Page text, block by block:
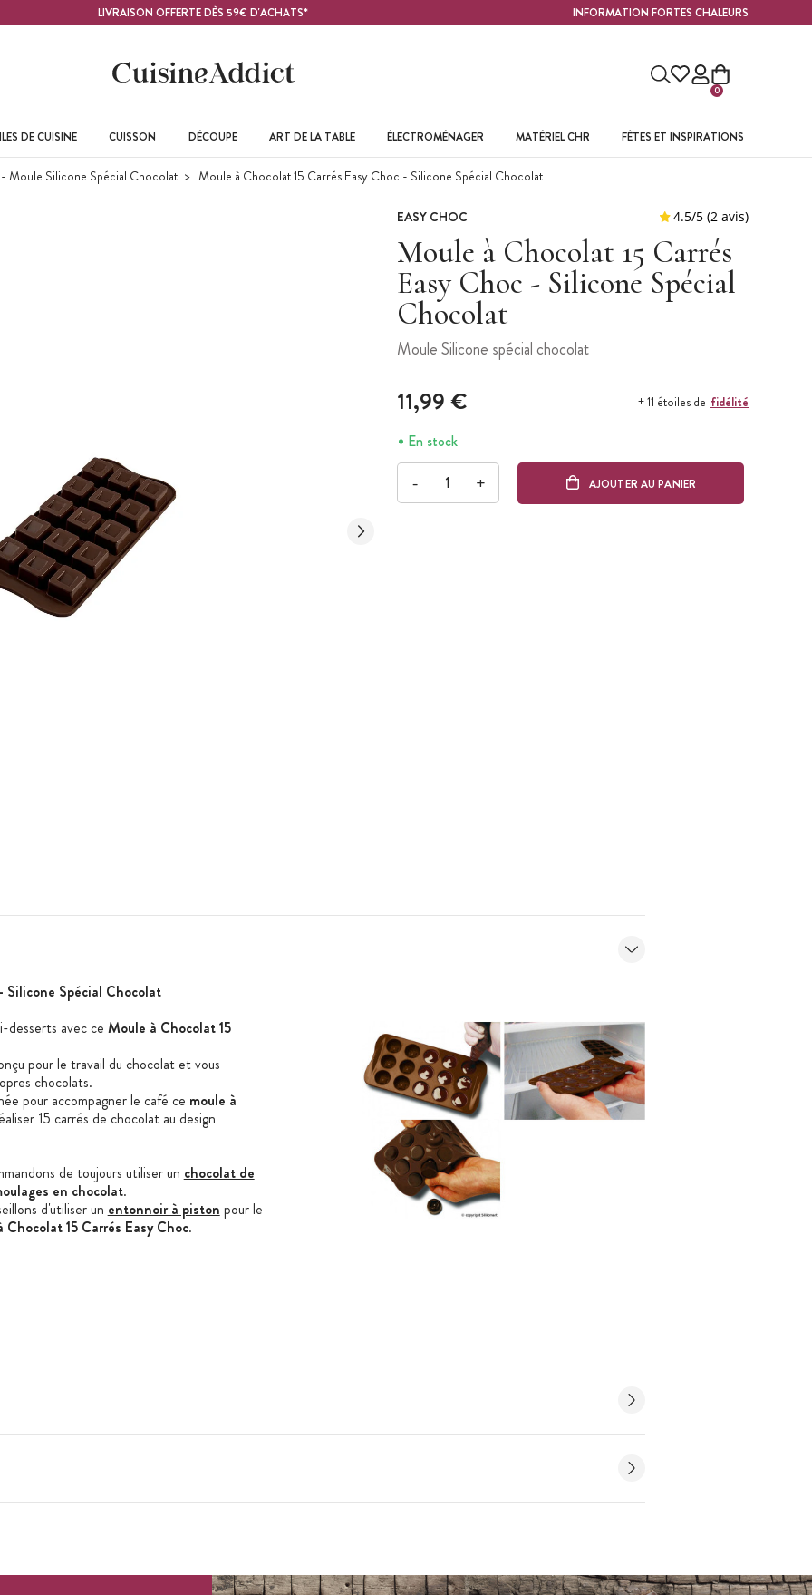
LIVRAISON OFFERTE DÈS 59€ D'ACHATS* INFORMATION FORTES CHALEURS
0
DE CUISINE CUISSON DÉCOUPE ART DE LA TABLE ÉLECTROMÉNAGER MATÉRIEL CHR FÊTES ET INSPIRATIONS
Moule Silicone Spécial Chocolat Moule à Chocolat 15 Carrés Easy Choc - Silicone Spécial Chocolat
EASY CHOC
Moule à Chocolat 15 Carrés
Easy Choc - Silicone Spécial
Chocolat
Moule Silicone spécial chocolat
11,99 € + 11 étoiles de fidélité
En stock
- + AJOUTER AU PANIER
Silicone Spécial Chocolat
desserts avec ce Moule à Chocolat 15
pour le travail du chocolat et vous
chocolats.
pour accompagner le café ce moule à
15 carrés de chocolat au design
de toujours utiliser un chocolat de
en chocolat.
d'utiliser un entonnoir à piston pour le
Chocolat 15 Carrés Easy Choc.
comme congélateur
(-60°C à 230°C)